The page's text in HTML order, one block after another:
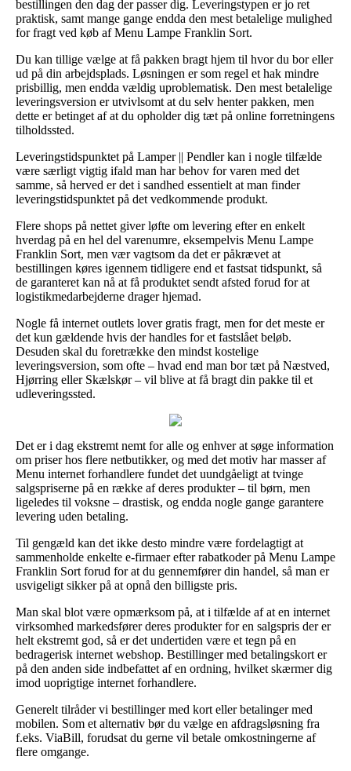
bestillingen den dag der passer dig. Leveringstypen er jo ret
praktisk, samt mange gange endda den mest betalelige mulighed
for fragt ved køb af Menu Lampe Franklin Sort.
Du kan tillige vælge at få pakken bragt hjem til hvor du bor eller
ud på din arbejdsplads. Løsningen er som regel et hak mindre
prisbillig, men endda vældig uproblematisk. Den mest betalelige
leveringsversion er utvivlsomt at du selv henter pakken, men
dette er betinget af at du opholder dig tæt på online forretningens
tilholdssted.
Leveringstidspunktet på Lamper || Pendler kan i nogle tilfælde
være særligt vigtig ifald man har behov for varen med det
samme, så herved er det i sandhed essentielt at man finder
leveringstidspunktet på det vedkommende produkt.
Flere shops på nettet giver løfte om levering efter en enkelt
hverdag på en hel del varenumre, eksempelvis Menu Lampe
Franklin Sort, men vær vagtsom da det er påkrævet at
bestillingen køres igennem tidligere end et fastsat tidspunkt, så
de garanteret kan nå at få produktet sendt afsted forud for at
logistikmedarbejderne drager hjemad.
Nogle få internet outlets lover gratis fragt, men for det meste er
det kun gældende hvis der handles for et fastslået beløb.
Desuden skal du foretrække den mindst kostelige
leveringsversion, som ofte – hvad end man bor tæt på Næstved,
Hjørring eller Skælskør – vil blive at få bragt din pakke til et
udleveringssted.
Det er i dag ekstremt nemt for alle og enhver at søge information
om priser hos flere netbutikker, og med det motiv har masser af
Menu internet forhandlere fundet det uundgåeligt at tvinge
salgspriserne på en række af deres produkter – til børn, men
ligeledes til voksne – drastisk, og endda nogle gange garantere
levering uden betaling.
Til gengæld kan det ikke desto mindre være fordelagtigt at
sammenholde enkelte e-firmaer efter rabatkoder på Menu Lampe
Franklin Sort forud for at du gennemfører din handel, så man er
usvigeligt sikker på at opnå den billigste pris.
Man skal blot være opmærksom på, at i tilfælde af at en internet
virksomhed markedsfører deres produkter for en salgspris der er
helt ekstremt god, så er det undertiden være et tegn på en
bedragerisk internet webshop. Bestillinger med betalingskort er
på den anden side indbefattet af en ordning, hvilket skærmer dig
imod uoprigtige internet forhandlere.
Generelt tilråder vi bestillinger med kort eller betalinger med
mobilen. Som et alternativ bør du vælge en afdragsløsning fra
f.eks. ViaBill, forudsat du gerne vil betale omkostningerne af
flere omgange.